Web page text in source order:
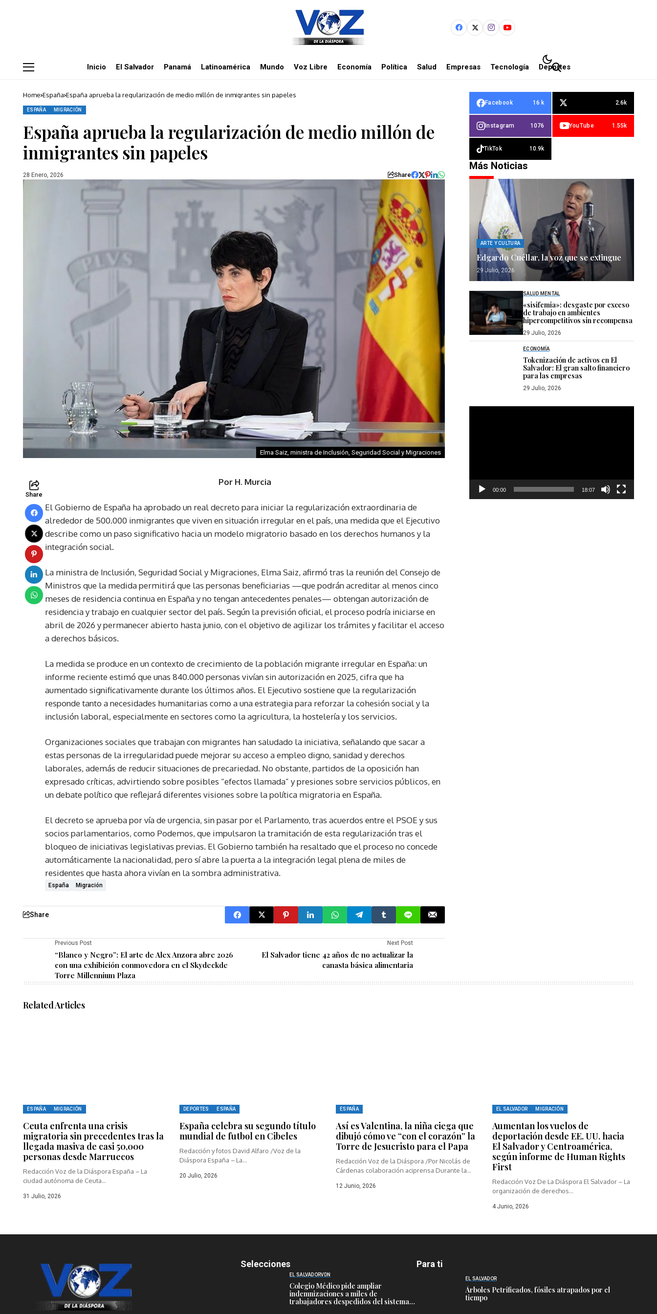
Inicio El Salvador Panamá Latinoamérica Mundo Voz Libre Economía Política Salud Empresas Tecnología Deportes
Home España España aprueba la regularización de medio millón de inmigrantes sin papeles
ESPAÑA MIGRACIÓN
España aprueba la regularización de medio millón de
inmigrantes sin papeles
28 Enero, 2026 Share
Elma Saiz, ministra de Inclusión, Seguridad Social y Migraciones
Share
Por H. Murcia
El Gobierno de España ha aprobado un real decreto para iniciar la regularización extraordinaria de
alrededor de 500.000 inmigrantes que viven en situación irregular en el país, una medida que el Ejecutivo
describe como un paso significativo hacia un modelo migratorio basado en los derechos humanos y la
integración social.
La ministra de Inclusión, Seguridad Social y Migraciones, Elma Saiz, afirmó tras la reunión del Consejo de
Ministros que la medida permitirá que las personas beneficiarias —que podrán acreditar al menos cinco
meses de residencia continua en España y no tengan antecedentes penales— obtengan autorización de
residencia y trabajo en cualquier sector del país. Según la previsión oficial, el proceso podría iniciarse en
abril de 2026 y permanecer abierto hasta junio, con el objetivo de agilizar los trámites y facilitar el acceso
a derechos básicos.
La medida se produce en un contexto de crecimiento de la población migrante irregular en España: un
informe reciente estimó que unas 840.000 personas vivían sin autorización en 2025, cifra que ha
aumentado significativamente durante los últimos años. El Ejecutivo sostiene que la regularización
responde tanto a necesidades humanitarias como a una estrategia para reforzar la cohesión social y la
inclusión laboral, especialmente en sectores como la agricultura, la hostelería y los servicios.
Organizaciones sociales que trabajan con migrantes han saludado la iniciativa, señalando que sacar a
estas personas de la irregularidad puede mejorar su acceso a empleo digno, sanidad y derechos
laborales, además de reducir situaciones de precariedad. No obstante, partidos de la oposición han
expresado críticas, advirtiendo sobre posibles “efectos llamada” y presiones sobre servicios públicos, en
un debate político que reflejará diferentes visiones sobre la política migratoria en España.
El decreto se aprueba por vía de urgencia, sin pasar por el Parlamento, tras acuerdos entre el PSOE y sus
socios parlamentarios, como Podemos, que impulsaron la tramitación de esta regularización tras el
bloqueo de iniciativas legislativas previas. El Gobierno también ha resaltado que el proceso no concede
automáticamente la nacionalidad, pero sí abre la puerta a la integración legal plena de miles de
residentes que hasta ahora vivían en la sombra administrativa.
España Migración
Share
Previous Post
“Blanco y Negro”: El arte de Alex Anzora abre 2026
con una exhibición conmovedora en el Skydeckde
Torre Millennium Plaza
Next Post
El Salvador tiene 42 años de no actualizar la
canasta básica alimentaria
Facebook 16 k 2.6k
Instagram 1076 YouTube 1.55k
TikTok 10.9k
Más Noticias
ARTE Y CULTURA
Edgardo Cuéllar, la voz que se extingue
29 Julio, 2026
SALUD MENTAL
«sisifemia»: desgaste por exceso
de trabajo en ambientes
hipercompetitivos sin recompensa
29 Julio, 2026
ECONOMÍA
Tokenización de activos en El
Salvador: El gran salto financiero
para las empresas
29 Julio, 2026
00:00 18:07
Related Articles
ESPAÑA MIGRACIÓN
Ceuta enfrenta una crisis
migratoria sin precedentes tras la
llegada masiva de casi 50,000
personas desde Marruecos
Redacción Voz de la Diáspora España – La
ciudad autónoma de Ceuta...
31 Julio, 2026
DEPORTES ESPAÑA
España celebra su segundo título
mundial de futbol en Cibeles
Redacción y fotos David Alfaro /Voz de la
Diáspora España – La...
20 Julio, 2026
ESPAÑA
Así es Valentina, la niña ciega que
dibujó cómo ve “con el corazón” la
Torre de Jesucristo para el Papa
Redacción Voz de la Diáspora /Por Nicolás de
Cárdenas colaboración aciprensa Durante la...
12 Junio, 2026
EL SALVADOR MIGRACIÓN
Aumentan los vuelos de
deportación desde EE. UU. hacia
El Salvador y Centroamérica,
según informe de Human Rights
First
Redacción Voz De La Diáspora El Salvador – La
organización de derechos...
4 Junio, 2026
Selecciones
EL SALVADORVDN
Colegio Médico pide ampliar
indemnizaciones a miles de
trabajadores despedidos del sistema
Para ti
EL SALVADOR
Árboles Petrificados, fósiles atrapados por el
tiempo